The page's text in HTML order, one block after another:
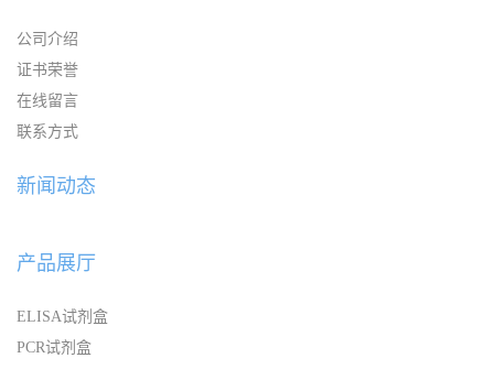
公司介绍
证书荣誉
在线留言
联系方式
新闻动态
产品展厅
ELISA试剂盒
PCR试剂盒